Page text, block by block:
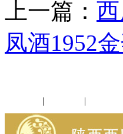
上一篇：
凤酒1952
| |